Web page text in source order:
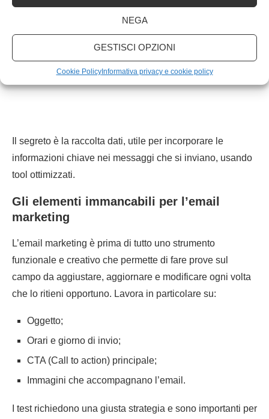
NEGA
GESTISCI OPZIONI
Cookie PolicyInformativa privacy e cookie policy
Il segreto è la raccolta dati, utile per incorporare le
informazioni chiave nei messaggi che si inviano, usando
tool ottimizzati.
Gli elementi immancabili per l’email
marketing
L’email marketing è prima di tutto uno strumento
funzionale e creativo che permette di fare prove sul
campo da aggiustare, aggiornare e modificare ogni volta
che lo ritieni opportuno. Lavora in particolare su:
Oggetto;
Orari e giorno di invio;
CTA (Call to action) principale;
Immagini che accompagnano l’email.
I test richiedono una giusta strategia e sono importanti per